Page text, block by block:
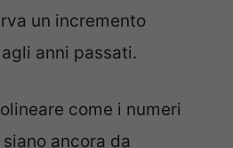
un incremento
anni passati.
come i numeri
ancora da